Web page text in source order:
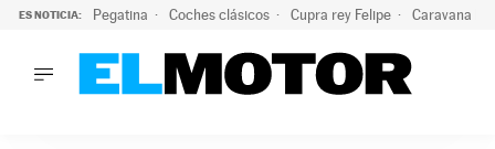
ES NOTICIA: Pegatina Coches clásicos Cupra rey Felipe Caravana